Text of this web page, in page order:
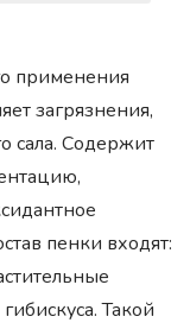
применения
загрязнения,
сала. Содержит
пенки входят:
Такой